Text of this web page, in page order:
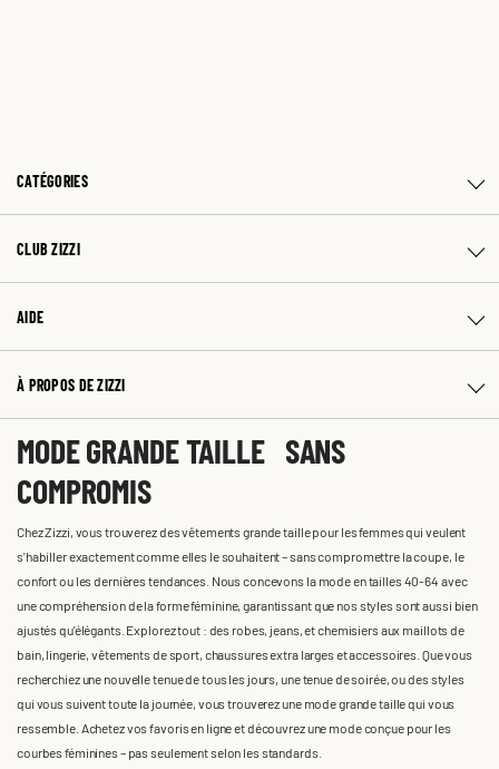
CATÉGORIES
CLUB ZIZZI
AIDE
À PROPOS DE ZIZZI
MODE GRANDE TAILLE SANS
COMPROMIS
Chez Zizzi, vous trouverez des vêtements grande taille pour les femmes qui veulent
s'habiller exactement comme elles le souhaitent – sans compromettre la coupe, le
confort ou les dernières tendances. Nous concevons la mode en tailles 40-64 avec
une compréhension de la forme féminine, garantissant que nos styles sont aussi bien
ajustés qu'élégants. Explorez tout : des robes, jeans, et chemisiers aux maillots de
bain, lingerie, vêtements de sport, chaussures extra larges et accessoires. Que vous
recherchiez une nouvelle tenue de tous les jours, une tenue de soirée, ou des styles
qui vous suivent toute la journée, vous trouverez une mode grande taille qui vous
ressemble. Achetez vos favoris en ligne et découvrez une mode conçue pour les
courbes féminines – pas seulement selon les standards.